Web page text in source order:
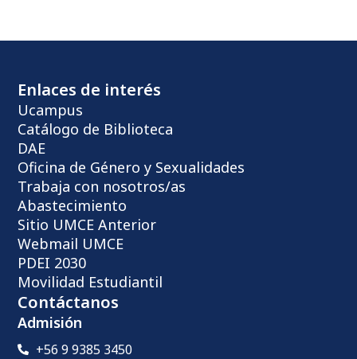
Enlaces de interés
Ucampus
Catálogo de Biblioteca
DAE
Oficina de Género y Sexualidades
Trabaja con nosotros/as
Abastecimiento
Sitio UMCE Anterior
Webmail UMCE
PDEI 2030
Movilidad Estudiantil
Contáctanos
Admisión
+56 9 9385 3450